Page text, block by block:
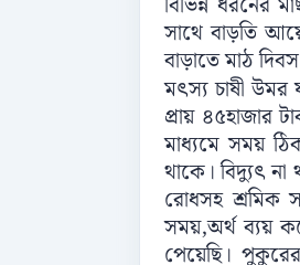
সাথে বাড়তি
বাড়াতে মাঠ
মৎস্য চাষী
প্রায় ৪৫হাজার
মাধ্যমে সময়
থাকে। বিদ্যুৎ
রোধসহ শ্রমিক
সময়,অর্থ ব্যয়
পেয়েছি।